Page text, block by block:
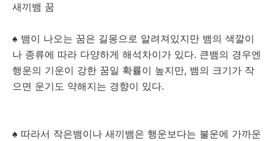
새끼뱀 꿈
♠ 뱀이 나오는 꿈은 길몽으로 알려져있지만 뱀의 색깔이
나 종류에 따라 다양하게 해석차이가 있다. 큰뱀의 경우엔
행운의 기운이 강한 꿈일 확률이 높지만, 뱀의 크기가 작
으면 운기도 약해지는 경향이 있다.
♠ 따라서 작은뱀이나 새끼뱀은 행운보다는 불운에 가까운